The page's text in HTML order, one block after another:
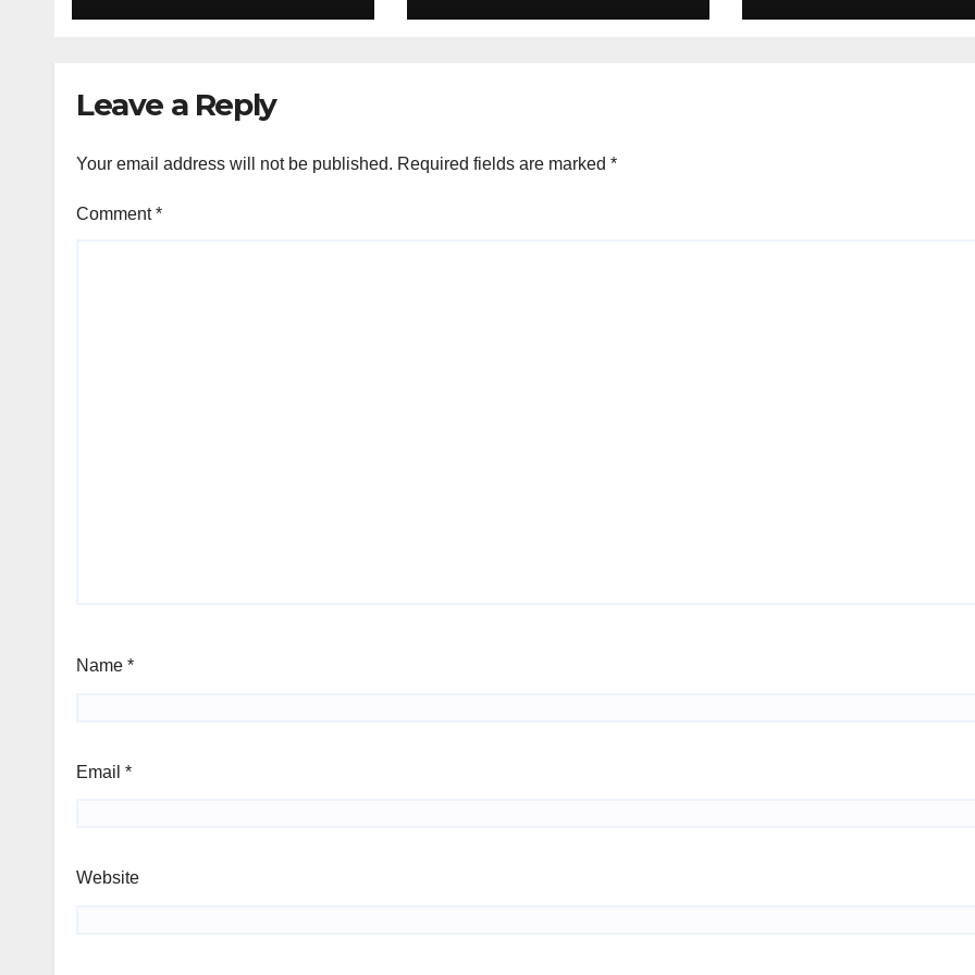
menerima
Pertanahan
Bondowoso
Pertanahan Kota
Bebas dari
Leave a Reply
Your email address will not be published. Required fields are marked *
Comment*
Name *
Email *
Website